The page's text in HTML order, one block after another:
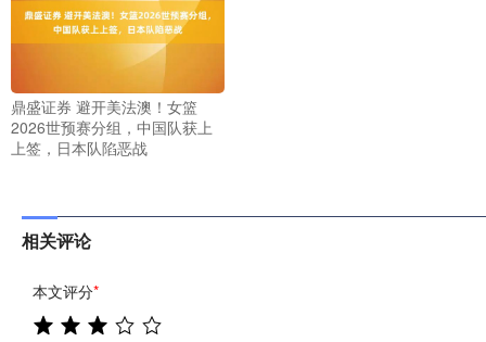
鼎盛证券 避开美法澳！女篮
2026世预赛分组，中国队获上
上签，日本队陷恶战
相关评论
本文评分*